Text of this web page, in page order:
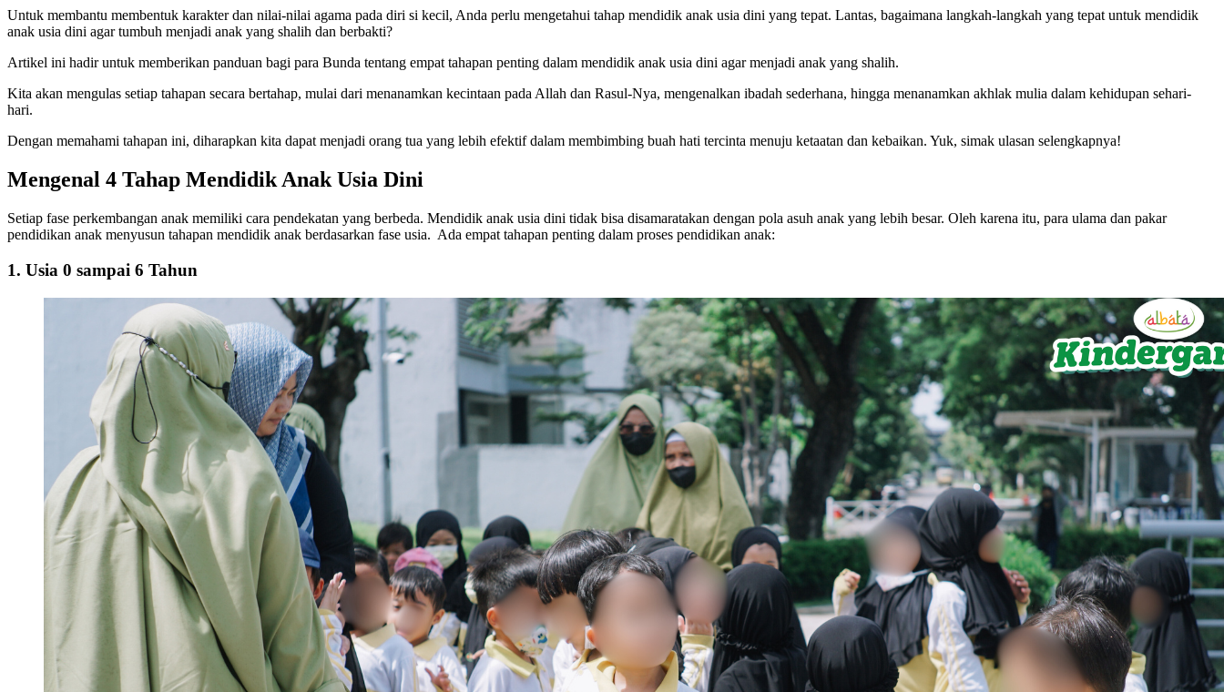
Untuk membantu membentuk karakter dan nilai-nilai agama pada diri si kecil, Anda perlu mengetahui tahap mendidik anak usia dini yang tepat. Lantas, bagaimana langkah-langkah yang tepat untuk mendidik
anak usia dini agar tumbuh menjadi anak yang shalih dan berbakti?
Artikel ini hadir untuk memberikan panduan bagi para Bunda tentang empat tahapan penting dalam mendidik anak usia dini agar menjadi anak yang shalih.
Kita akan mengulas setiap tahapan secara bertahap, mulai dari menanamkan kecintaan pada Allah dan Rasul-Nya, mengenalkan ibadah sederhana, hingga menanamkan akhlak mulia dalam kehidupan sehari-
hari.
Dengan memahami tahapan ini, diharapkan kita dapat menjadi orang tua yang lebih efektif dalam membimbing buah hati tercinta menuju ketaatan dan kebaikan. Yuk, simak ulasan selengkapnya!
Mengenal 4 Tahap Mendidik Anak Usia Dini
Setiap fase perkembangan anak memiliki cara pendekatan yang berbeda. Mendidik anak usia dini tidak bisa disamaratakan dengan pola asuh anak yang lebih besar. Oleh karena itu, para ulama dan pakar
pendidikan anak menyusun tahapan mendidik anak berdasarkan fase usia. Ada empat tahapan penting dalam proses pendidikan anak:
1. Usia 0 sampai 6 Tahun